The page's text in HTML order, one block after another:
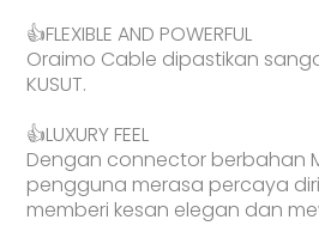
👍FLEXIBLE AND POWERFUL
Oraimo Cable dipastikan sangat
KUSUT.
👍LUXURY FEEL
Dengan connector berbahan
pengguna merasa percaya
memberi kesan elegan dan